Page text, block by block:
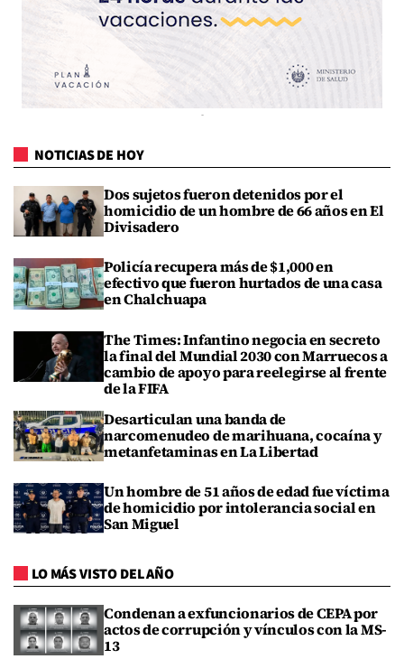
NOTICIAS DE HOY
Dos sujetos fueron detenidos por el
homicidio de un hombre de 66 años en El
Divisadero
Policía recupera más de $1,000 en
efectivo que fueron hurtados de una casa
en Chalchuapa
The Times: Infantino negocia en secreto
la final del Mundial 2030 con Marruecos a
cambio de apoyo para reelegirse al frente
de la FIFA
Desarticulan una banda de
narcomenudeo de marihuana, cocaína y
metanfetaminas en La Libertad
Un hombre de 51 años de edad fue víctima
de homicidio por intolerancia social en
San Miguel
LO MÁS VISTO DEL AÑO
Condenan a exfuncionarios de CEPA por
actos de corrupción y vínculos con la MS-
13